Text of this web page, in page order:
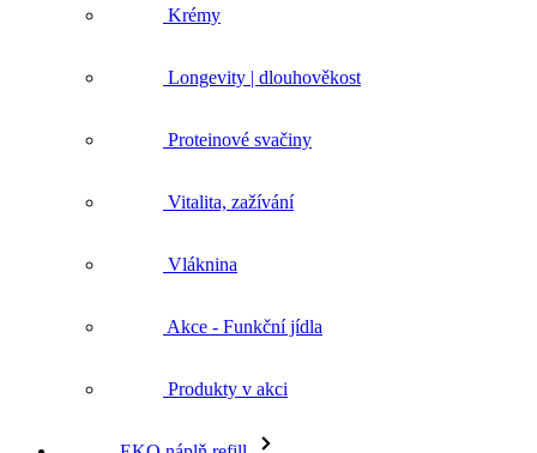
Vše v kategorii EKO náplň refill